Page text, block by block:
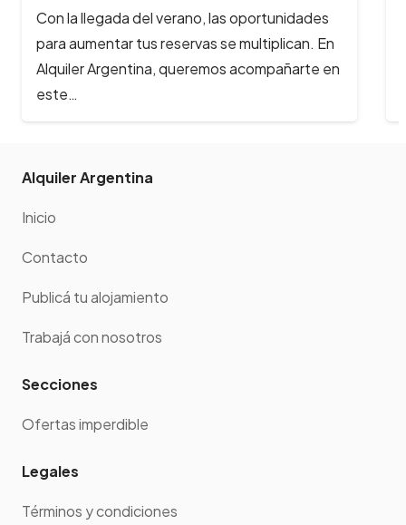
Con la llegada del verano, las oportunidades
para aumentar tus reservas se multiplican. En
Alquiler Argentina, queremos acompañarte en
este…
Alquiler Argentina
Inicio
Contacto
Publicá tu alojamiento
Trabajá con nosotros
Secciones
Ofertas imperdible
Legales
Términos y condiciones